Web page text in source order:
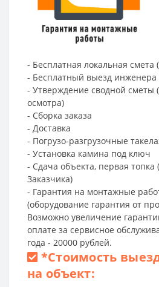
- Бесплатная локальная смета
- Бесплатный выезд
- Утверждение сводной сметы
осмотра)
- Сборка заказа
- Доставка
- Погрузо-разгрузочные
- Установка камина под ключ
- Сдача объекта, первая
Заказчика)
- Гарантия на монтажные
(оборудование гарантия от
Возможно увеличение
оплате за сервисное
года - 20000 рублей.
*Стоимость
на объект: